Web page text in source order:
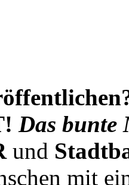
Das bunte
und
mit